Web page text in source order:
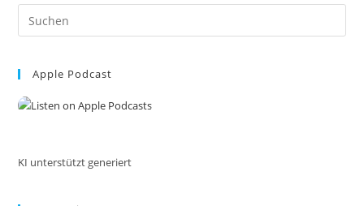
bei
Eis
dem
Apple Podcast
KI unterstützt generiert